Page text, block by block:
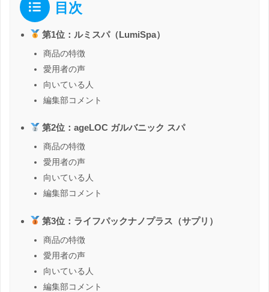
目次
第1位：ルミスパ（LumiSpa）
商品の特徴
愛用者の声
向いている人
編集部コメント
第2位：ageLOC ガルバニック スパ
商品の特徴
愛用者の声
向いている人
編集部コメント
第3位：ライフパックナノプラス（サプリ）
商品の特徴
愛用者の声
向いている人
編集部コメント